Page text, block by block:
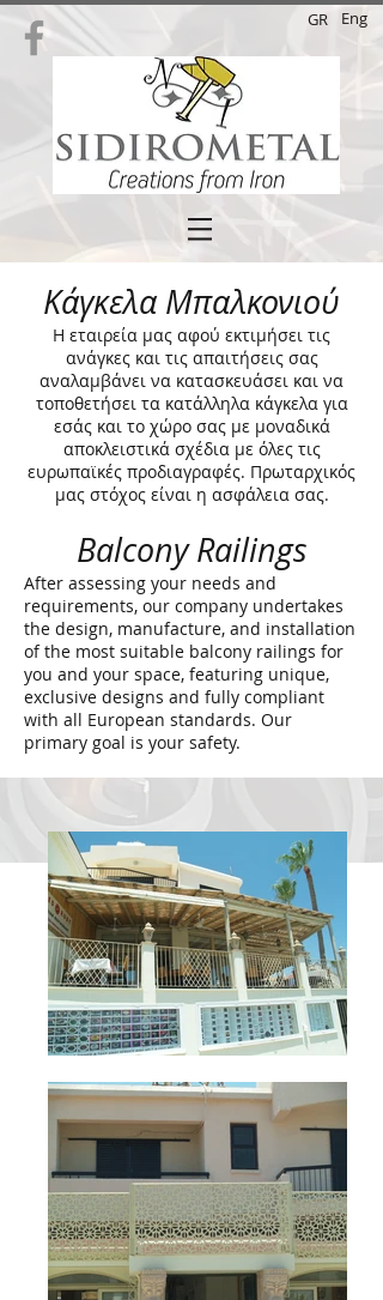
GR Eng
Κάγκελα Μπαλκονιού
Η εταιρεία μας αφού εκτιμήσει τις
ανάγκες και τις απαιτήσεις σας
αναλαμβάνει να κατασκευάσει και να
τοποθετήσει τα κατάλληλα κάγκελα για
εσάς και το χώρο σας με μοναδικά
αποκλειστικά σχέδια με όλες τις
ευρωπαϊκές προδιαγραφές. Πρωταρχικός
μας στόχος είναι η ασφάλεια σας.
Balcony Railings
After assessing your needs and
requirements, our company undertakes
the design, manufacture, and installation
of the most suitable balcony railings for
you and your space, featuring unique,
exclusive designs and fully compliant
with all European standards. Our
primary goal is your safety.